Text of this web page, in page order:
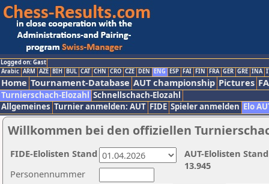
Logged on: Gast
Arabic ARM AZE BIH BUL CAT CHN CRO CZE DEN ENG ESP FAI FIN FRA GER GRE INA
Home Tournament-Database AUT championship Pictures
Turnierschach-Elozahl Schnellschach-Elozahl
Allgemeines Turnier anmelden: AUT FIDE Spieler anmelden Elo
Willkommen bei den offiziellen
Personennummer
AUT-Elolisten
13.945
FIDE-Elolisten Stand